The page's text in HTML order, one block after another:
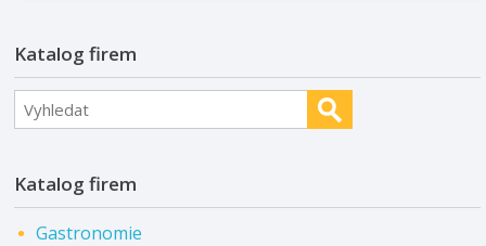
Katalog firem
Katalog firem
Gastronomie